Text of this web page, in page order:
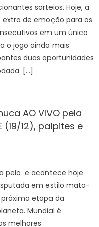
sorteios. Hoje, a
de emoção para os
em um único
o jogo ainda mais
duas oportunidades
[…]
AO VIVO pela
12), palpites e
pelo e acontece hoje
em estilo mata-
etapa da
Mundial é
melhores